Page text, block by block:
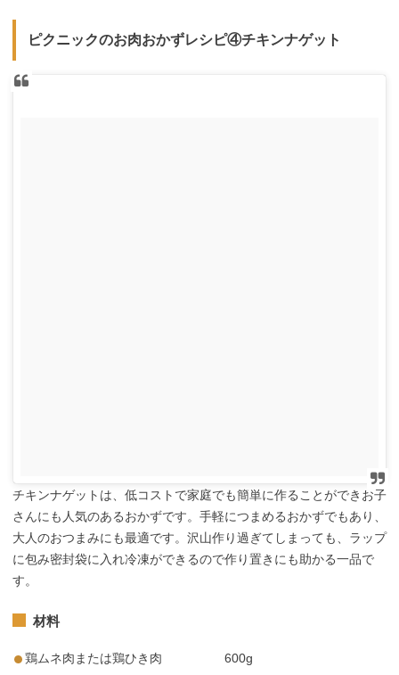
ピクニックのお肉おかずレシピ④チキンナゲット
チキンナゲットは、低コストで家庭でも簡単に作ることができお子
さんにも人気のあるおかずです。手軽につまめるおかずでもあり、
大人のおつまみにも最適です。沢山作り過ぎてしまっても、ラップ
に包み密封袋に入れ冷凍ができるので作り置きにも助かる一品で
す。
材料
鶏ムネ肉または鶏ひき肉 600g